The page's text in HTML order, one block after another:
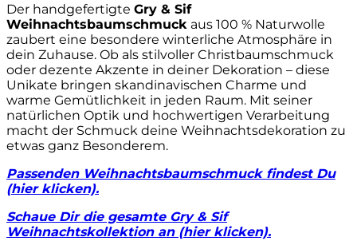
Der handgefertigte Gry & Sif
Weihnachtsbaumschmuck aus 100 % Naturwolle
zaubert eine besondere winterliche Atmosphäre in
dein Zuhause. Ob als stilvoller Christbaumschmuck
oder dezente Akzente in deiner Dekoration – diese
Unikate bringen skandinavischen Charme und
warme Gemütlichkeit in jeden Raum. Mit seiner
natürlichen Optik und hochwertigen Verarbeitung
macht der Schmuck deine Weihnachtsdekoration zu
etwas ganz Besonderem.
Passenden Weihnachtsbaumschmuck findest Du
(hier klicken).
Schaue Dir die gesamte Gry & Sif
Weihnachtskollektion an (hier klicken).